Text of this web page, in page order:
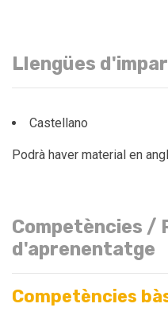
Llengües
Castellano
Podrà haver material en
Competències /
d'aprenentatge
Competències